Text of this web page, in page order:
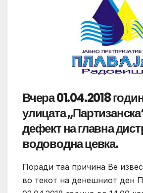
Вчера 01.04.2018
улицата
дефект на главна
водоводна цевка.
Поради таа причина Ве
во текот на денешниот ден